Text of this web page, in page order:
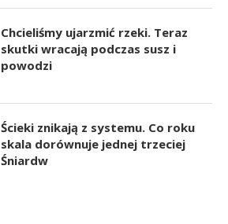
Chcieliśmy ujarzmić rzeki. Teraz
skutki wracają podczas susz i
powodzi
Ścieki znikają z systemu. Co roku
skala dorównuje jednej trzeciej
Śniardw